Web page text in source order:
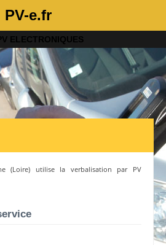
PV-e.fr
ELECTRONIQUES
(Loire) utilise la verbalisation par PV